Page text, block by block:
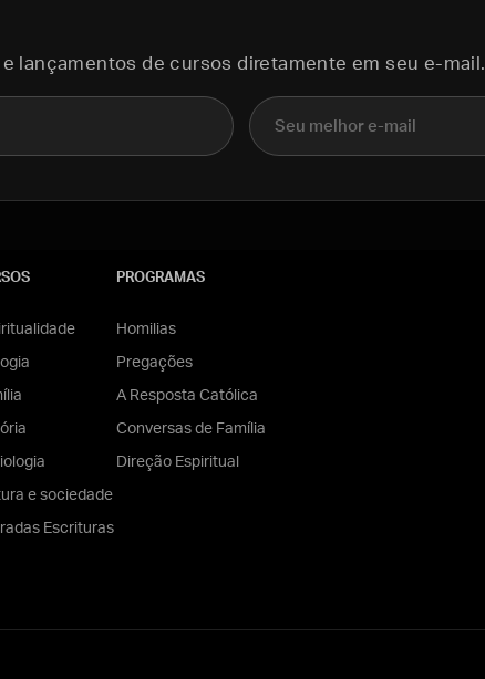
lançamentos de cursos diretamente em seu e-mail.
E-mail
e sociedade
Escrituras
PROGRAMAS
Homilias
Pregações
A Resposta Católica
Conversas de Família
Direção Espiritual